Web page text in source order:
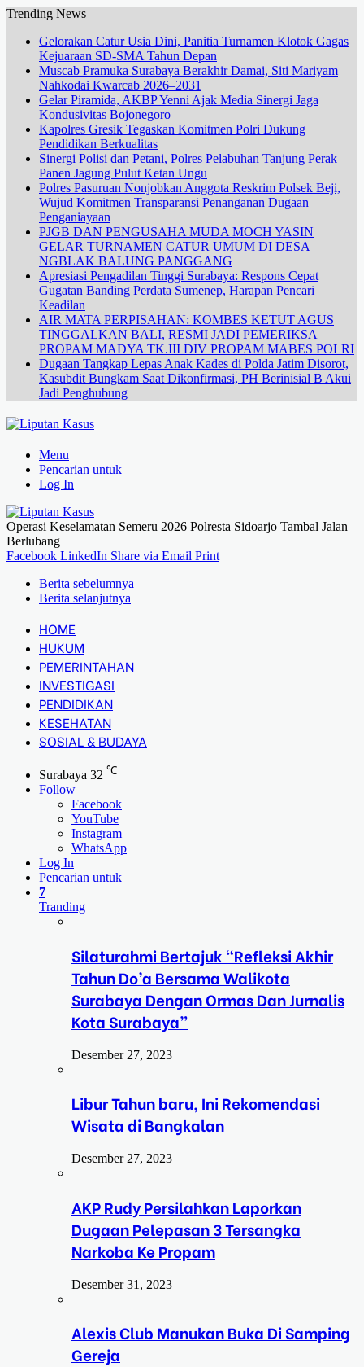
Trending News
Gelorakan Catur Usia Dini, Panitia Turnamen Klotok Gagas
Kejuaraan SD-SMA Tahun Depan
Muscab Pramuka Surabaya Berakhir Damai, Siti Mariyam
Nahkodai Kwarcab 2026–2031
Gelar Piramida, AKBP Yenni Ajak Media Sinergi Jaga
Kondusivitas Bojonegoro
Kapolres Gresik Tegaskan Komitmen Polri Dukung
Pendidikan Berkualitas
Sinergi Polisi dan Petani, Polres Pelabuhan Tanjung Perak
Panen Jagung Pulut Ketan Ungu
Polres Pasuruan Nonjobkan Anggota Reskrim Polsek Beji,
Wujud Komitmen Transparansi Penanganan Dugaan
Penganiayaan
PJGB DAN PENGUSAHA MUDA MOCH YASIN
GELAR TURNAMEN CATUR UMUM DI DESA
NGBLAK BALUNG PANGGANG
Apresiasi Pengadilan Tinggi Surabaya: Respons Cepat
Gugatan Banding Perdata Sumenep, Harapan Pencari
Keadilan
AIR MATA PERPISAHAN: KOMBES KETUT AGUS
TINGGALKAN BALI, RESMI JADI PEMERIKSA
PROPAM MADYA TK.III DIV PROPAM MABES POLRI
Dugaan Tangkap Lepas Anak Kades di Polda Jatim Disorot,
Kasubdit Bungkam Saat Dikonfirmasi, PH Berinisial B Akui
Jadi Penghubung
Menu
Pencarian untuk
Log In
Operasi Keselamatan Semeru 2026 Polresta Sidoarjo Tambal Jalan
Berlubang
Facebook LinkedIn Share via Email Print
Berita sebelumnya
Berita selanjutnya
HOME
HUKUM
PEMERINTAHAN
INVESTIGASI
PENDIDIKAN
KESEHATAN
SOSIAL & BUDAYA
Surabaya 32 ℃
Follow
Facebook
YouTube
Instagram
WhatsApp
Log In
Pencarian untuk
7
Tranding
Silaturahmi Bertajuk “Refleksi Akhir
Tahun Do’a Bersama Walikota
Surabaya Dengan Ormas Dan Jurnalis
Kota Surabaya”
Desember 27, 2023
Libur Tahun baru, Ini Rekomendasi
Wisata di Bangkalan
Desember 27, 2023
AKP Rudy Persilahkan Laporkan
Dugaan Pelepasan 3 Tersangka
Narkoba Ke Propam
Desember 31, 2023
Alexis Club Manukan Buka Di Samping
Gereja